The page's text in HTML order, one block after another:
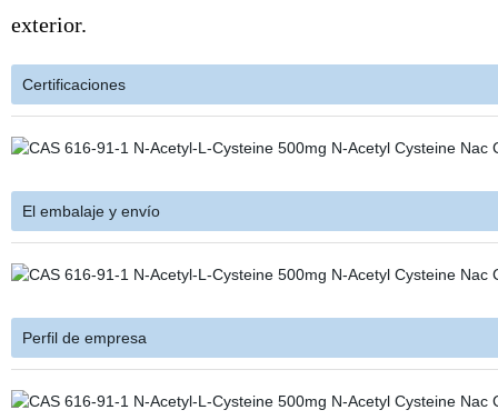
exterior.
Certificaciones
El embalaje y envío
Perfil de empresa